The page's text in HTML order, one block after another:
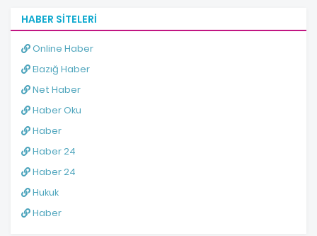
HABER SITELERI
Online Haber
Elazığ Haber
Net Haber
Haber Oku
Haber
Haber 24
Haber 24
Hukuk
Haber